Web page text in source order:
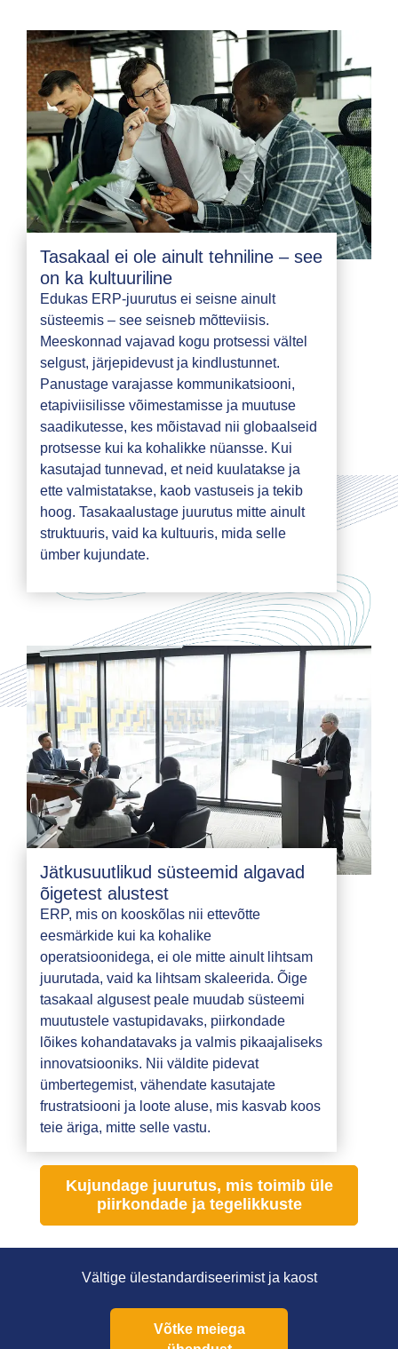
Tasakaal ei ole ainult tehniline – see
on ka kultuuriline
Edukas ERP-juurutus ei seisne ainult
süsteemis – see seisneb mõtteviisis.
Meeskonnad vajavad kogu protsessi vältel
selgust, järjepidevust ja kindlustunnet.
Panustage varajasse kommunikatsiooni,
etapiviisilisse võimestamisse ja muutuse
saadikutesse, kes mõistavad nii globaalseid
protsesse kui ka kohalikke nüansse. Kui
kasutajad tunnevad, et neid kuulatakse ja
ette valmistatakse, kaob vastuseis ja tekib
hoog. Tasakaalustage juurutus mitte ainult
struktuuris, vaid ka kultuuris, mida selle
ümber kujundate.
Jätkusuutlikud süsteemid algavad
õigetest alustest
ERP, mis on kooskõlas nii ettevõtte
eesmärkide kui ka kohalike
operatsioonidega, ei ole mitte ainult lihtsam
juurutada, vaid ka lihtsam skaleerida. Õige
tasakaal algusest peale muudab süsteemi
muutustele vastupidavaks, piirkondade
lõikes kohandatavaks ja valmis pikaajaliseks
innovatsiooniks. Nii väldite pidevat
ümbertegemist, vähendate kasutajate
frustratsiooni ja loote aluse, mis kasvab koos
teie äriga, mitte selle vastu.
Kujundage juurutus, mis toimib üle
piirkondade ja tegelikkuste
Vältige ülestandardiseerimist ja kaost
Võtke meiega